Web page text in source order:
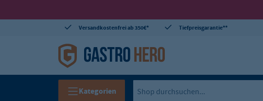
Versandkostenfrei ab 350€* Tiefpreisgarantie**
Kategorien